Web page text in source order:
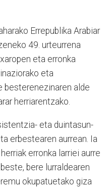
Errepublika Arabiar
49. urteurrena
eta erronka
eta
besterenezinaren alde
herriarentzako.
eta duintasun-
erbestearen aurrean. Ia
erronka larriei aurre
bere lurraldearen
okupatuetako giza